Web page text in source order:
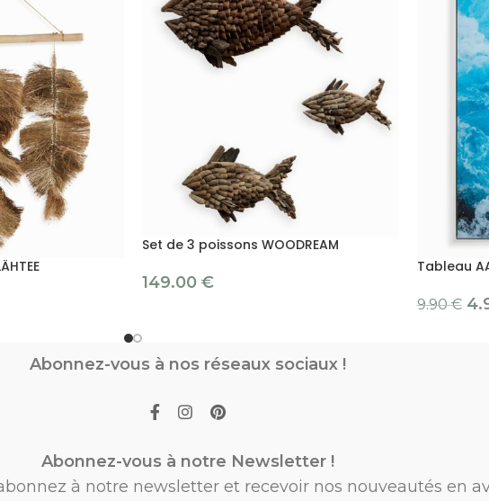
Set de 3 poissons WOODREAM
149.00 €
Tableau
9.90€
Abonnez-vous à nos réseaux sociaux !
Abonnez-vous à notre Newsletter !
à notre newsletter et recevoir nos nouveautés en